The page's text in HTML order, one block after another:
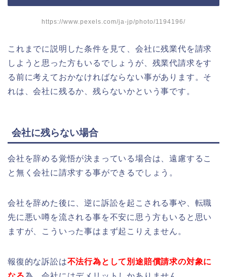
https://www.pexels.com/ja-jp/photo/1194196/
これまでに説明した条件を見て、会社に残業代を請求
しようと思った方もいるでしょうが、残業代請求をす
る前に考えておかなければならない事があります。そ
れは、会社に残るか、残らないかという事です。
会社に残らない場合
会社を辞める覚悟が決まっている場合は、遠慮するこ
と無く会社に請求する事ができるでしょう。
会社を辞めた後に、逆に訴訟を起こされる事や、転職
先に悪い噂を流される事を不安に思う方もいると思い
ますが、こういった事はまず起こりえません。
報復的な訴訟は不法行為として別途賠償請求の対象に